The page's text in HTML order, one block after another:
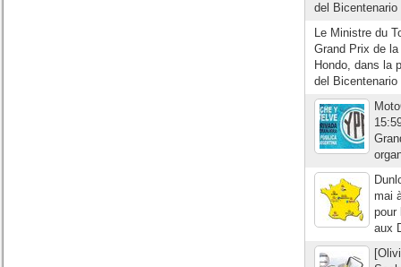
del
Le Ministre du
Grand Prix de
Hondo, dans la
del
mai
pour
aux